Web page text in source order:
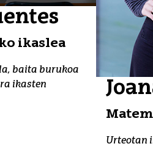
ikaslea
baita burukoa
ikasten
Urteotan